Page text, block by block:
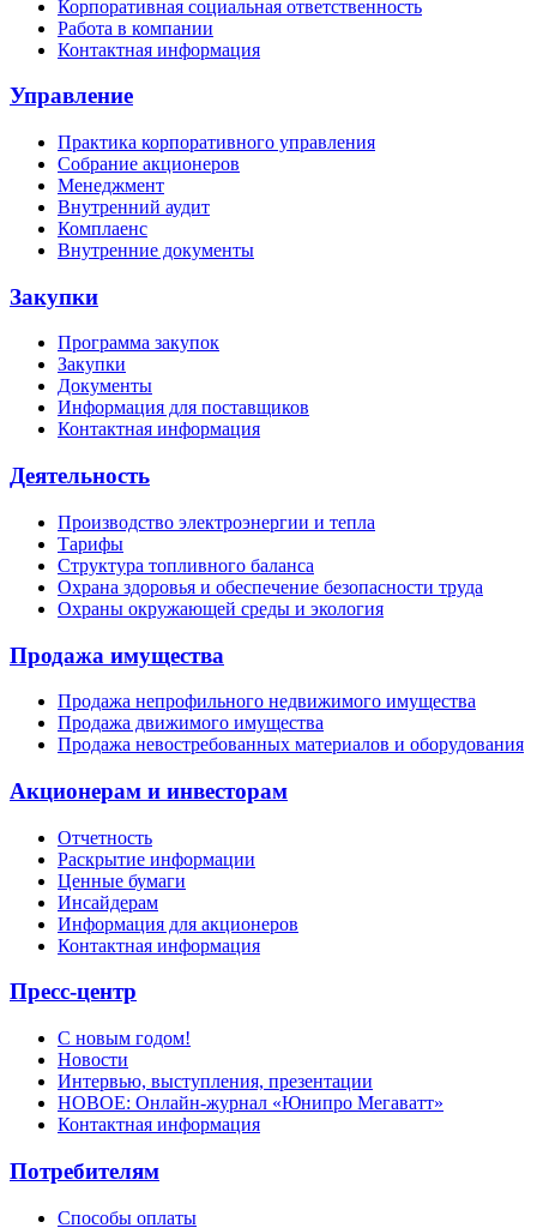
Корпоративная социальная ответственность
Работа в компании
Контактная информация
Управление
Практика корпоративного управления
Собрание акционеров
Менеджмент
Внутренний аудит
Комплаенс
Внутренние документы
Закупки
Программа закупок
Закупки
Документы
Информация для поставщиков
Контактная информация
Деятельность
Производство электроэнергии и тепла
Тарифы
Структура топливного баланса
Охрана здоровья и обеспечение безопасности труда
Охраны окружающей среды и экология
Продажа имущества
Продажа непрофильного недвижимого имущества
Продажа движимого имущества
Продажа невостребованных материалов и оборудования
Акционерам и инвесторам
Отчетность
Раскрытие информации
Ценные бумаги
Инсайдерам
Информация для акционеров
Контактная информация
Пресс-центр
С новым годом!
Новости
Интервью, выступления, презентации
НОВОЕ: Онлайн-журнал «Юнипро Мегаватт»
Контактная информация
Потребителям
Способы оплаты